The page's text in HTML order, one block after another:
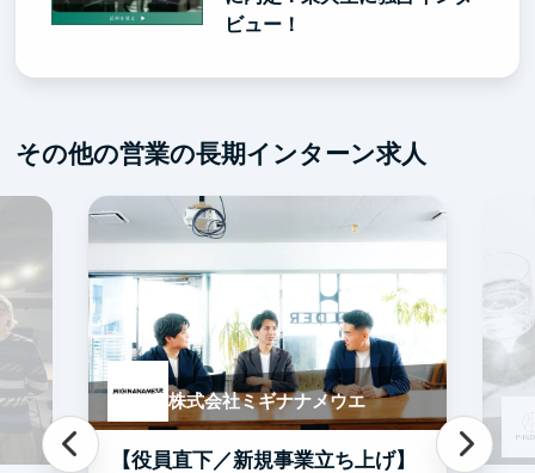
ビュー！
その他の営業の長期インターン求人
株式会社ミギナナメウエ
【役員直下／新規事業立ち上げ】